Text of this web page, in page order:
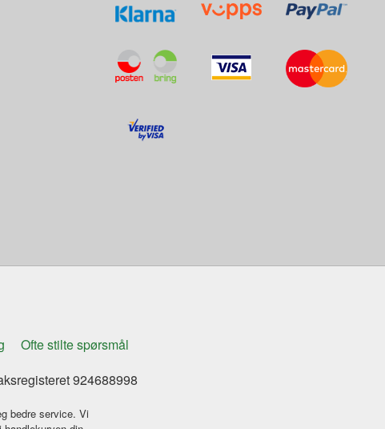
Ofte stilte spørsmål
924688998
bedre service. Vi